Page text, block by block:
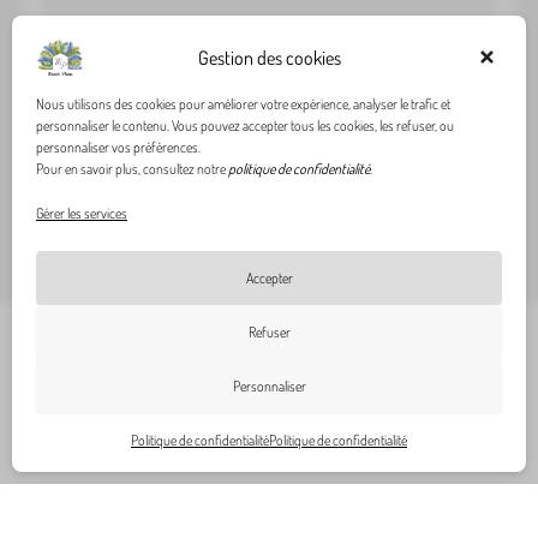
Gestion des cookies
Nous utilisons des cookies pour améliorer votre expérience, analyser le trafic et
personnaliser le contenu. Vous pouvez accepter tous les cookies, les refuser, ou
personnaliser vos préférences.
Pour en savoir plus, consultez notrepolitique de confidentialité.
Gérer les services
Accepter
Refuser
Personnaliser
Politique de confidentialitéPolitique de confidentialité
Verres à spiritueux
Verre à spiritueux Amber – caramel | Broste
Copenhagen
17,50€